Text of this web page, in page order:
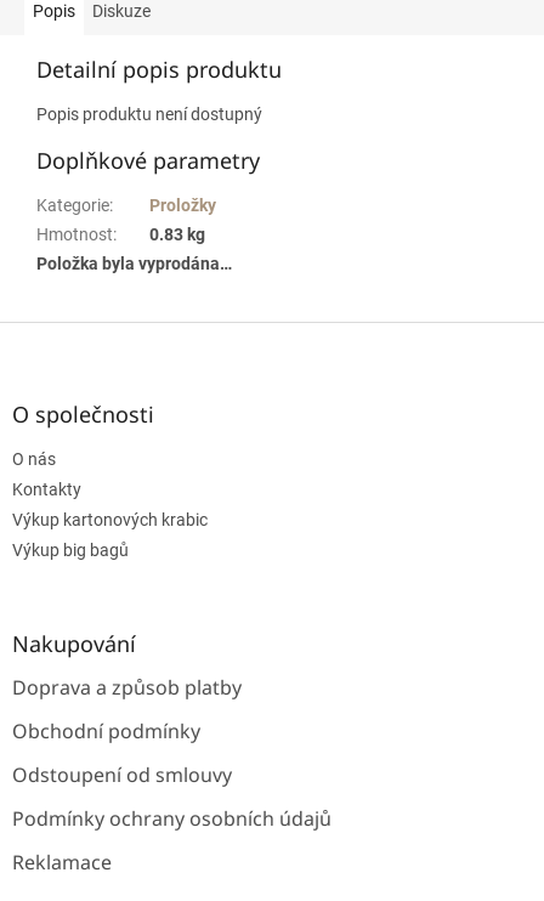
Popis Diskuze
Detailní popis produktu
Popis produktu není dostupný
Doplňkové parametry
Kategorie:
Proložky
Hmotnost:
0.83 kg
Položka byla vyprodána…
Z
O společnosti
O nás
Kontakty
Výkup kartonových krabic
Výkup big bagů
Nakupování
Doprava a způsob platby
Obchodní podmínky
Odstoupení od smlouvy
Podmínky ochrany osobních údajů
Reklamace